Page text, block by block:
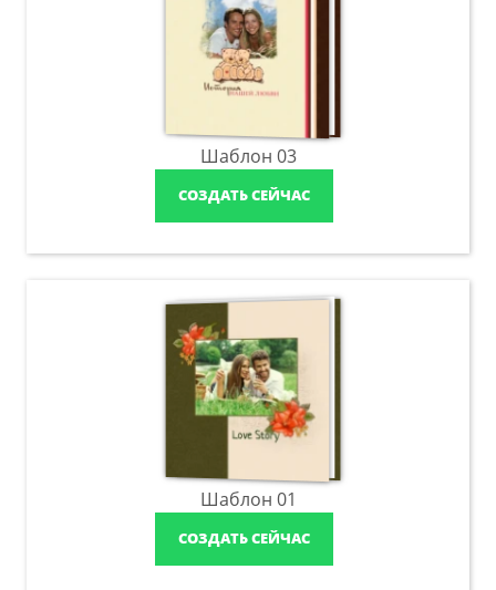
Шаблон 03
СОЗДАТЬ СЕЙЧАС
Шаблон 01
СОЗДАТЬ СЕЙЧАС